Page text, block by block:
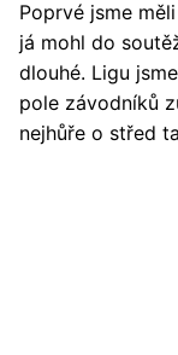
Poprvé jsme
já mohl do
dlouhé. Ligu
pole závodníků
nejhůře o střed